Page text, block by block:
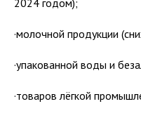
·молочной продукции
·упакованной воды и
·товаров лёгкой